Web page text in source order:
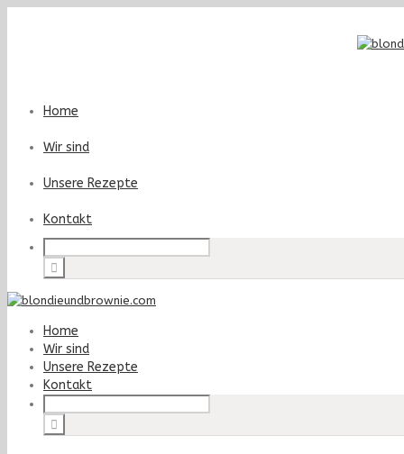
Home
Wir sind
Unsere Rezepte
Kontakt
Home
Wir sind
Unsere Rezepte
Kontakt